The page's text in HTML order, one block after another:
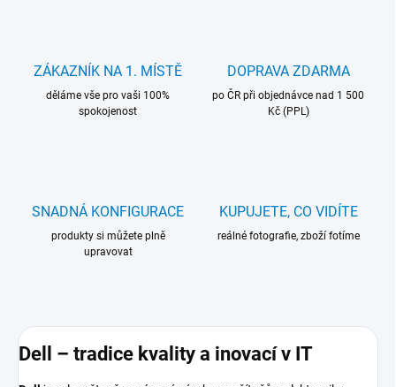
ZÁKAZNÍK NA 1. MÍSTĚ
děláme vše pro vaši 100%
spokojenost
DOPRAVA ZDARMA
po ČR při objednávce nad 1 500
Kč (PPL)
SNADNÁ KONFIGURACE
produkty si můžete plně
upravovat
KUPUJETE, CO VIDÍTE
reálné fotografie, zboží fotíme
Dell – tradice kvality a inovací v IT